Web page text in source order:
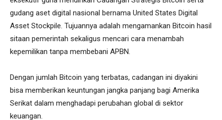
gudang aset digital nasional bernama United States Digital
Asset Stockpile. Tujuannya adalah mengamankan Bitcoin hasil
sitaan pemerintah sekaligus mencari cara menambah
kepemilikan tanpa membebani APBN.
Dengan jumlah Bitcoin yang terbatas, cadangan ini diyakini
bisa memberikan keuntungan jangka panjang bagi Amerika
Serikat dalam menghadapi perubahan global di sektor
keuangan.